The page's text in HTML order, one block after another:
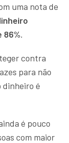
uma nota de
86%.
contra
para não
dinheiro é
é pouco
com maior